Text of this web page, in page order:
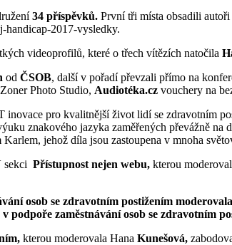
34 příspěvků. První tři místa obsadili autoři
handicap-2017-vysledky.
videoprofilů, které o třech vítězích natočila
od ČSOB, další v pořadí převzali přímo na
Photo Studio, Audiotéka.cz vouchery na
inovace pro kvalitnější život lidí se zdravotním
znakového jazyka zaměřených převážně na
jehož díla jsou zastoupena v mnoha
sekci Přístupnost nejen webu, kterou moderoval
osob se zdravotním postižením
podpoře zaměstnávání osob se zdravotním
kterou moderovala Hana Kunešová,